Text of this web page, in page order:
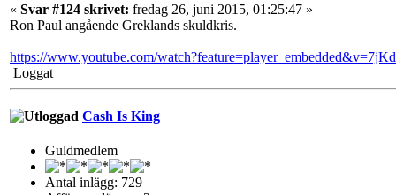
« Svar #124 skrivet: fredag 26, juni 2015, 01:25:47 »
Ron Paul angående Greklands skuldkris.
https://www.youtube.com/
Loggat
Cash Is King
Guldmedlem
Antal inlägg: 729